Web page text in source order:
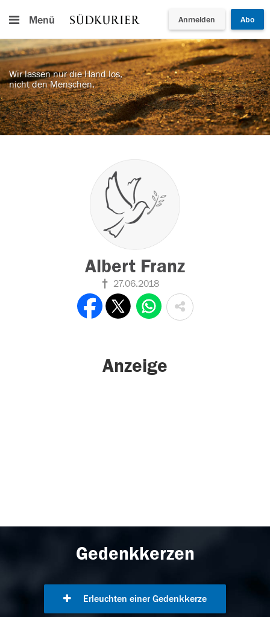
Menü Anmelden Abo
Wir lassen nur die Hand los,
nicht den Menschen.
Albert Franz
27.06.2018
Anzeige
Gedenkkerzen
Erleuchten einer Gedenkkerze